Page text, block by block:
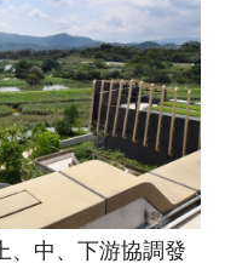
、中、下游協調發